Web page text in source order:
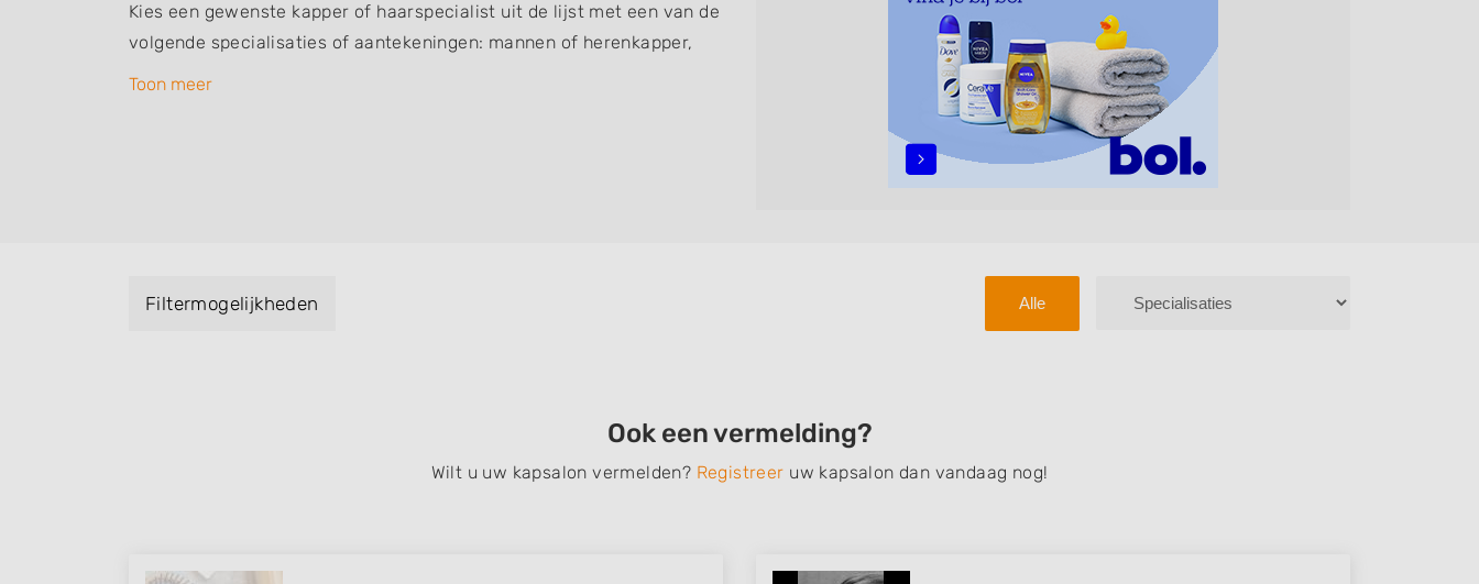
Kies een gewenste kapper of haarspecialist uit de lijst met een van de
volgende specialisaties of aantekeningen: mannen of herenkapper,
vrouwen of dameskapper, kinderkapper, thuiskapper, barber of kies voor
zuid, west en het centrum) van Dalerveen.
Toon meer
Filtermogelijkheden Alle
Ook een vermelding?
Wilt u uw kapsalon vermelden? Registreer uw kapsalon dan vandaag nog!